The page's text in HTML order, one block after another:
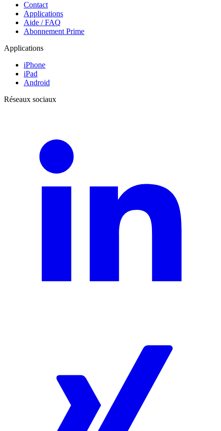
Contact
Applications
Aide / FAQ
Abonnement Prime
Applications
iPhone
iPad
Android
Réseaux sociaux